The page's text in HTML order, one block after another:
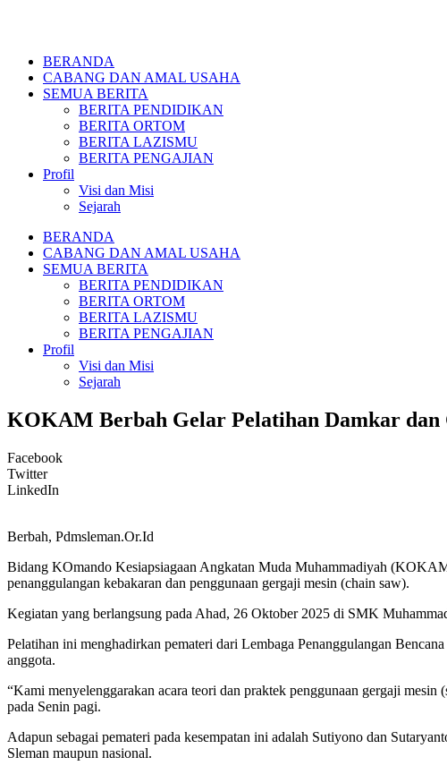
BERANDA
CABANG DAN AMAL USAHA
SEMUA BERITA
BERITA PENDIDIKAN
BERITA ORTOM
BERITA LAZISMU
BERITA PENGAJIAN
Profil
Visi dan Misi
Sejarah
BERANDA
CABANG DAN AMAL USAHA
SEMUA BERITA
BERITA PENDIDIKAN
BERITA ORTOM
BERITA LAZISMU
BERITA PENGAJIAN
Profil
Visi dan Misi
Sejarah
KOKAM Berbah Gelar Pelatihan Damkar
Facebook
Twitter
LinkedIn
Berbah, Pdmsleman.Or.Id
Bidang KOmando Kesiapsiagaan Angkatan Muda Muhammadiyah
penanggulangan kebakaran dan penggunaan gergaji mesin (chain saw).
Kegiatan yang berlangsung pada Ahad, 26 Oktober 2025 di SMK
Pelatihan ini menghadirkan pemateri dari Lembaga Penanggulangan
anggota.
“Kami menyelenggarakan acara teori dan praktek penggunaan gergaji
pada Senin pagi.
Adapun sebagai pemateri pada kesempatan ini adalah Sutiyono dan
Sleman maupun nasional.